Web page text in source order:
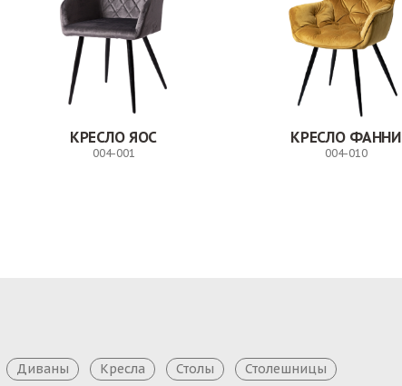
КРЕСЛО ЯОС
004-001
КРЕСЛО ФАННИ
004-010
Диваны Кресла Столы
Столешницы